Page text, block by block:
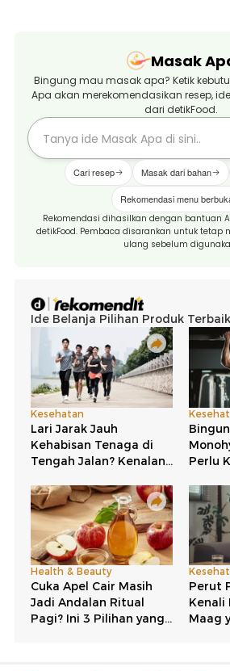
Masak
Bingung mau masak apa? Ketik
Apa akan merekomendasikan resep,
dari detikFood.
Cari resep Masak dari bahan
Rekomendasi menu
Rekomendasi dihasilkan dengan bantuan
detikFood. Pembaca disarankan untuk tetap
ulang sebelum